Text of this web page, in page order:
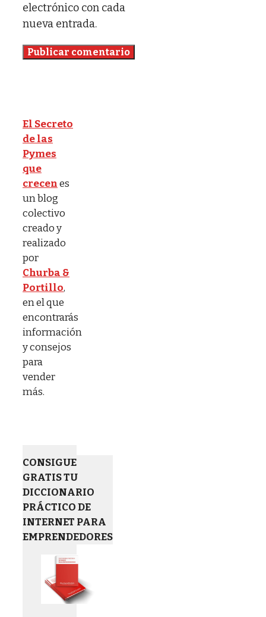
electrónico con cada
nueva entrada.
El Secreto
de las
Pymes
que
crecenes
un blog
colectivo
creado y
realizado
por
Churba &
Portillo,
en el que
encontrarás
información
y consejos
para
vender
más.
CONSIGUE
GRATIS TU
DICCIONARIO
PRÁCTICO DE
INTERNET PARA
EMPRENDEDORES